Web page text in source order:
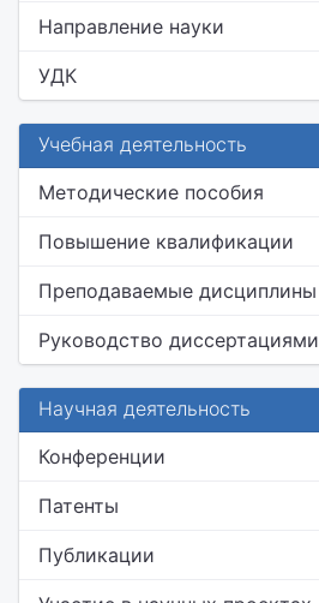
Направление науки
УДК
Учебная деятельность
Методические пособия
Повышение квалификации
Преподаваемые дисциплины
Руководство диссертациями
Научная деятельность
Конференции
Патенты
Публикации